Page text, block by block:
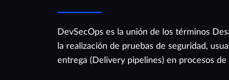
DevSecOps es la unión de los términos
la realización de pruebas de seguridad,
entrega (Delivery pipelines) en procesos